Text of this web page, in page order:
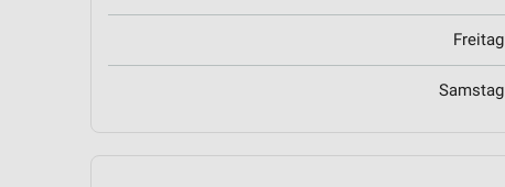
Freitag
Samstag